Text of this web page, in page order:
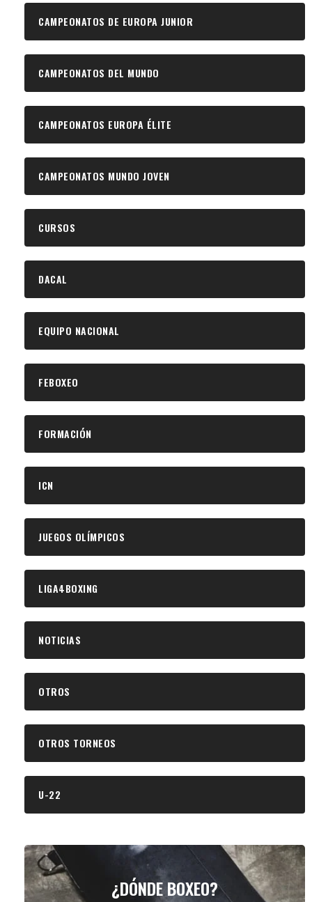
CAMPEONATOS DE EUROPA JUNIOR
CAMPEONATOS DEL MUNDO
CAMPEONATOS EUROPA ÉLITE
CAMPEONATOS MUNDO JOVEN
CURSOS
DACAL
EQUIPO NACIONAL
FEBOXEO
FORMACIÓN
ICN
JUEGOS OLÍMPICOS
LIGA4BOXING
NOTICIAS
OTROS
OTROS TORNEOS
U-22
¿DÓNDE BOXEO?